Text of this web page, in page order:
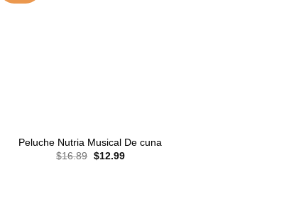
Peluche Nutria Musical De cuna
$16.89 El
$12.99El